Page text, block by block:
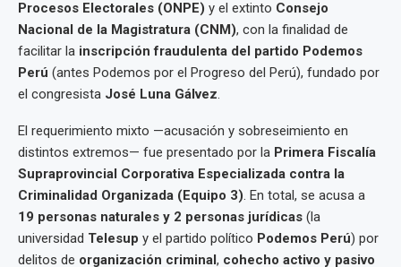
Procesos Electorales (ONPE) y el extinto Consejo
Nacional de la Magistratura (CNM), con la finalidad de
facilitar la inscripción fraudulenta del partido Podemos
Perú (antes Podemos por el Progreso del Perú), fundado por
el congresista José Luna Gálvez.
El requerimiento mixto —acusación y sobreseimiento en
distintos extremos— fue presentado por la Primera Fiscalía
Supraprovincial Corporativa Especializada contra la
Criminalidad Organizada (Equipo 3). En total, se acusa a
19 personas naturales y 2 personas jurídicas (la
universidad Telesup y el partido político Podemos Perú) por
delitos de organización criminal, cohecho activo y pasivo